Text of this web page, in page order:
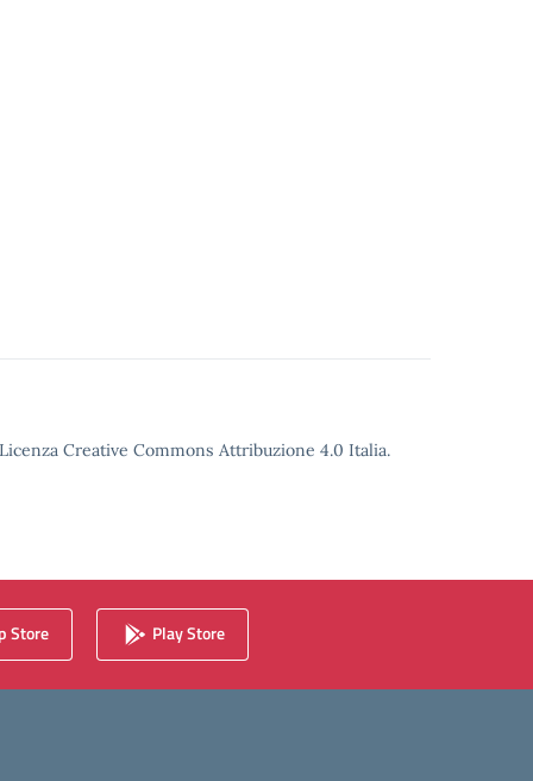
Creative Commons Attribuzione 4.0 Italia.
Store Play Store